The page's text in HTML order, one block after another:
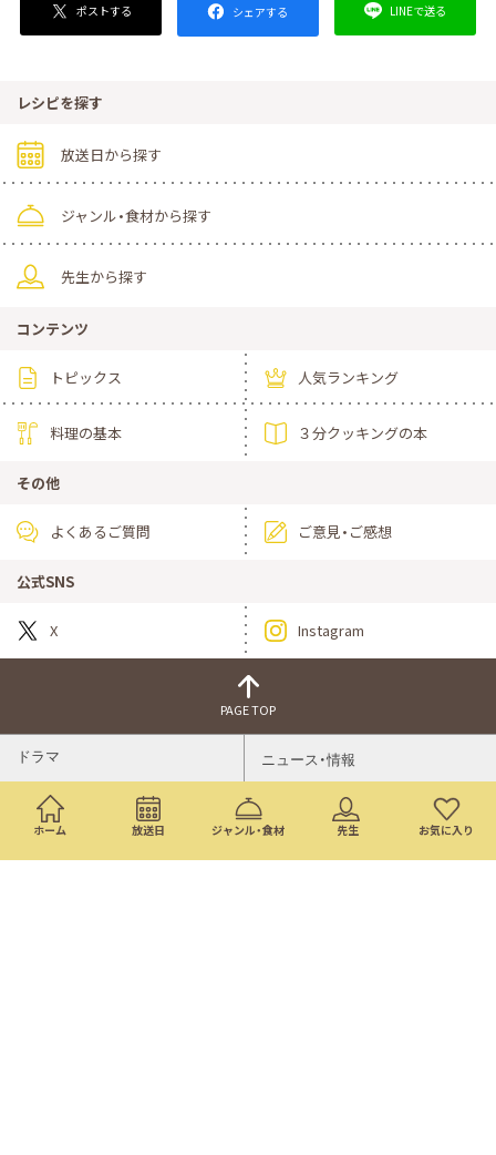
ホーム 放送日 ジャンル・食材 先生 お気に入り
ポストする シェアする LINEで送る
レシピを探す
放送日から探す
ジャンル・食材から探す
先生から探す
コンテンツ
トピックス 人気ランキング
料理の基本 ３分クッキングの本
その他
よくあるご質問 ご意見・ご感想
公式SNS
X Instagram
PAGE TOP
ドラマ ニュース・情報
バラエティ・音楽 映画